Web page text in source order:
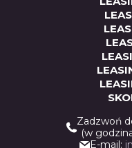
Zadzwoń
(w
E-mail: